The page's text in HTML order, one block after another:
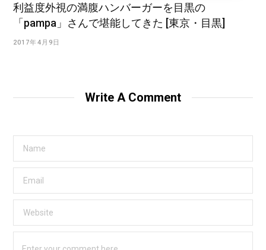
利益度外視の満腹ハンバーガーを目黒の
「pampa」さんで堪能してきた [東京・目黒]
2017年4月9日
Write A Comment